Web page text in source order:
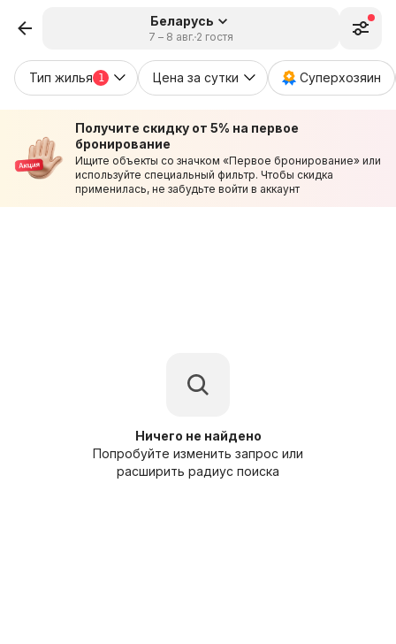
Беларусь
7 – 8 авг. 2 гостя
Тип жилья 1 Цена за сутки Суперхозяин
Получите скидку от 5% на первое
бронирование
Ищите объекты со значком «Первое бронирование» или
используйте специальный фильтр. Чтобы скидка
применилась, не забудьте войти в аккаунт
Ничего не найдено
Попробуйте изменить запрос или
расширить радиус поиска